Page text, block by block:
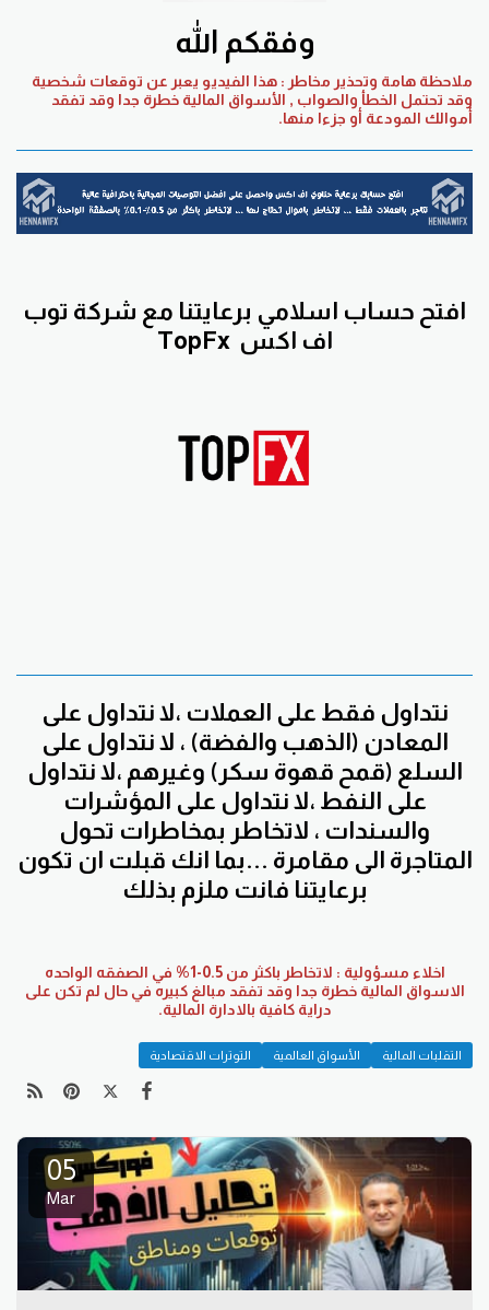
وفقكم الله
ملاحظة هامة وتحذير مخاطر : هذا الفيديو يعبر عن توقعات شخصية
وقد تحتمل الخطأ والصواب , الأسواق المالية خطرة جدا وقد تفقد
أموالك المودعة أو جزءا منها.
افتح حساب اسلامي برعايتنا مع شركة توب
اف اكس TopFx
نتداول فقط على العملات ،لا نتداول على
المعادن (الذهب والفضة) ، لا نتداول على
السلع (قمح قهوة سكر) وغيرهم ،لا نتداول
على النفط ،لا نتداول على المؤشرات
والسندات ، لاتخاطر بمخاطرات تحول
المتاجرة الى مقامرة ...بما انك قبلت ان تكون
برعايتنا فانت ملزم بذلك
اخلاء مسؤولية : لاتخاطر باكثر من 0.5-1% في الصفقه الواحده
الاسواق المالية خطرة جدا وقد تفقد مبالغ كبيره في حال لم تكن على
دراية كافية بالادارة المالية.
التقلبات المالية الأسواق العالمية التوترات الاقتصادية
05
Mar